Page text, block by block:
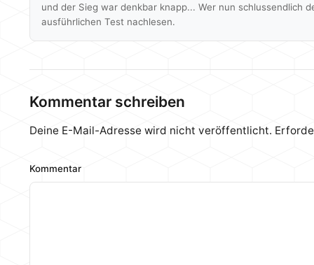
und der Sieg war denkbar knapp... Wer nun schlussendlich
ausführlichen Test nachlesen.
Kommentar schreiben
Deine E-Mail-Adresse wird nicht veröffentlicht.
Kommentar